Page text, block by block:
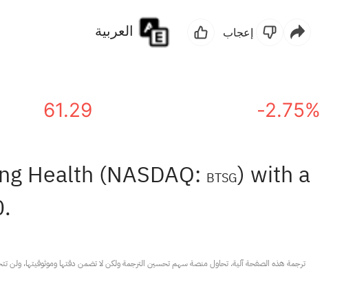
إعجاب
61.29 -2.75%
Health (NASDAQ: BTSG) with a